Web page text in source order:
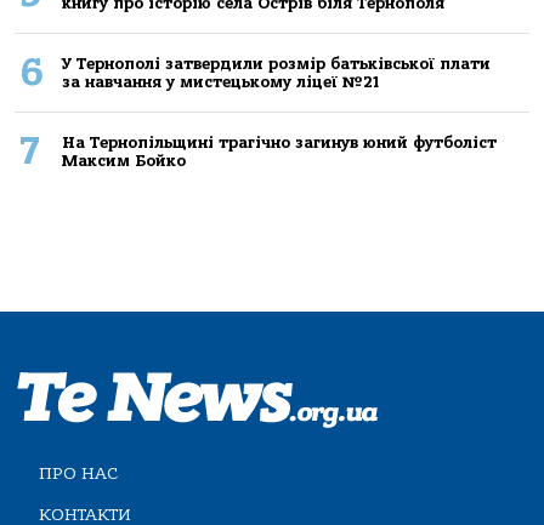
6
У Тернополі затвердили розмір батьківської плати
за навчання у мистецькому ліцеї №21
7
На Тернопільщині трагічно загинув юний футболіст
Максим Бойко
ПРО НАС
КОНТАКТИ